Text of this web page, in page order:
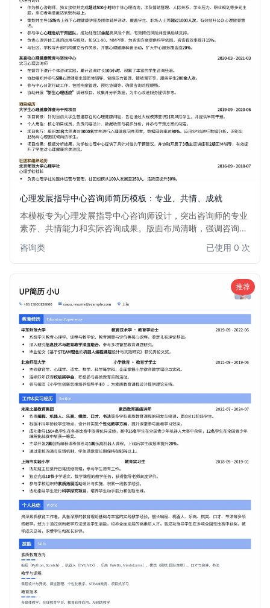
心理发展指导中心咨询师简历模板：专业、共情、成就
本模板专为心理发展指导中心咨询师设计，突出咨询师的专业
素养、共情能力和实际咨询成果。版面布局清晰，强调咨询经
势，获得理想职位。适用于各类心理咨询机构、学校心理辅导
中心等。
咨询类 已使用 0 次
推荐